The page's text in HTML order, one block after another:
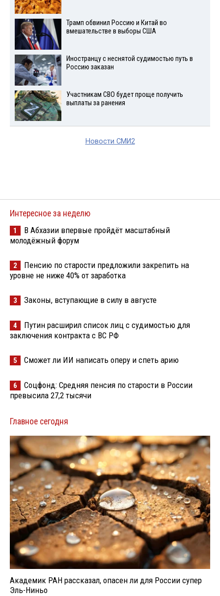
Трамп обвинил Россию и Китай во
вмешательстве в выборы США
Иностранцу с неснятой судимостью путь в
Россию заказан
Участникам СВО будет проще получить
выплаты за ранения
Новости СМИ2
Интересное за неделю
1
В Абхазии впервые пройдёт масштабный
молодёжный форум
2
Пенсию по старости предложили закрепить на
уровне не ниже 40% от заработка
3 Законы, вступающие в силу в августе
4
Путин расширил список лиц с судимостью для
заключения контракта с ВС РФ
5 Сможет ли ИИ написать оперу и спеть арию
6
Соцфонд: Средняя пенсия по старости в России
превысила 27,2 тысячи
Главное сегодня
Академик РАН рассказал, опасен ли для России супер
Эль-Ниньо